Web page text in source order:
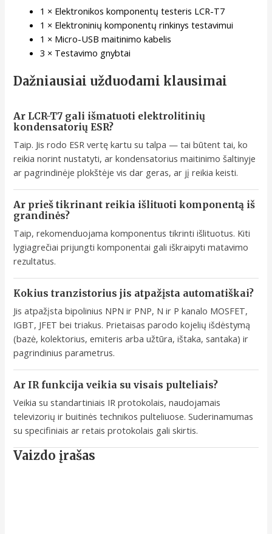
1 × Elektronikos komponentų testeris LCR-T7
1 × Elektroninių komponentų rinkinys testavimui
1 × Micro-USB maitinimo kabelis
3 × Testavimo gnybtai
Dažniausiai užduodami klausimai
Ar LCR-T7 gali išmatuoti elektrolitinių
kondensatorių ESR?
Taip. Jis rodo ESR vertę kartu su talpa — tai būtent tai, ko
reikia norint nustatyti, ar kondensatorius maitinimo šaltinyje
ar pagrindinėje plokštėje vis dar geras, ar jį reikia keisti.
Ar prieš tikrinant reikia išlituoti komponentą iš
grandinės?
Taip, rekomenduojama komponentus tikrinti išlituotus. Kiti
lygiagrečiai prijungti komponentai gali iškraipyti matavimo
rezultatus.
Kokius tranzistorius jis atpažįsta automatiškai?
Jis atpažįsta bipolinius NPN ir PNP, N ir P kanalo MOSFET,
IGBT, JFET bei triakus. Prietaisas parodo kojelių išdėstymą
(bazė, kolektorius, emiteris arba užtūra, ištaka, santaka) ir
pagrindinius parametrus.
Ar IR funkcija veikia su visais pulteliais?
Veikia su standartiniais IR protokolais, naudojamais
televizorių ir buitinės technikos pulteliuose. Suderinamumas
su specifiniais ar retais protokolais gali skirtis.
Vaizdo įrašas